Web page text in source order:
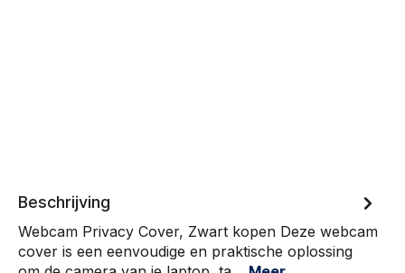
Beschrijving
Webcam Privacy Cover, Zwart kopen Deze webcam
cover is een eenvoudige en praktische oplossing